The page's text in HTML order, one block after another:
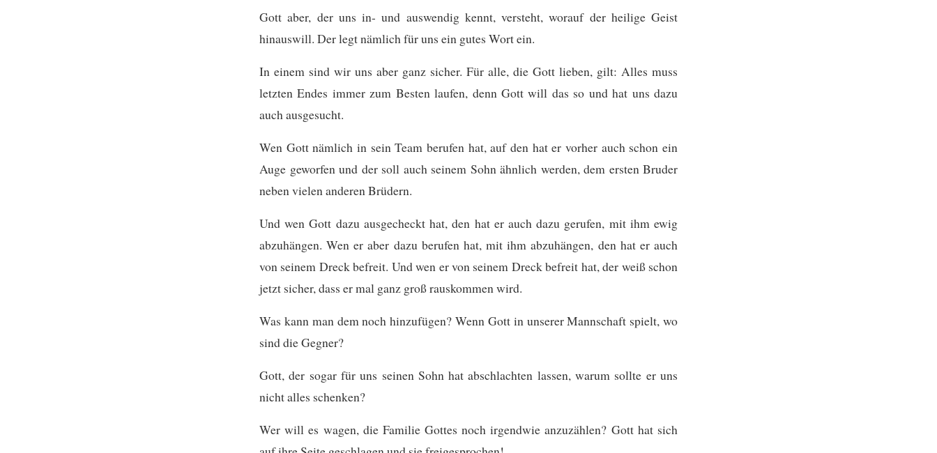
Gott aber, der uns in- und auswendig kennt, versteht, worauf der heilige Geist
hinauswill. Der legt nämlich für uns ein gutes Wort ein.
In einem sind wir uns aber ganz sicher. Für alle, die Gott lieben, gilt: Alles muss
letzten Endes immer zum Besten laufen, denn Gott will das so und hat uns dazu
auch ausgesucht.
Wen Gott nämlich in sein Team berufen hat, auf den hat er vorher auch schon ein
Auge geworfen und der soll auch seinem Sohn ähnlich werden, dem ersten Bruder
neben vielen anderen Brüdern.
Und wen Gott dazu ausgecheckt hat, den hat er auch dazu gerufen, mit ihm ewig
abzuhängen. Wen er aber dazu berufen hat, mit ihm abzuhängen, den hat er auch
von seinem Dreck befreit. Und wen er von seinem Dreck befreit hat, der weiß schon
jetzt sicher, dass er mal ganz groß rauskommen wird.
Was kann man dem noch hinzufügen? Wenn Gott in unserer Mannschaft spielt, wo
sind die Gegner?
Gott, der sogar für uns seinen Sohn hat abschlachten lassen, warum sollte er uns
nicht alles schenken?
Wer will es wagen, die Familie Gottes noch irgendwie anzuzählen? Gott hat sich